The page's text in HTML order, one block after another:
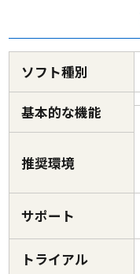
ソフト種別
基本的な機能
推奨環境
サポート
トライアル